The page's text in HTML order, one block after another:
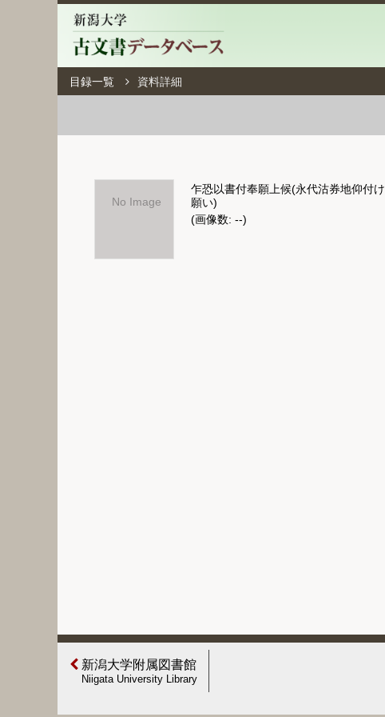
目録一覧 資料詳細
No Image
乍恐以書付奉願上候(永代沽券地仰付け
願い)
(画像数: --)
新潟大学附属図書館
Niigata University Library